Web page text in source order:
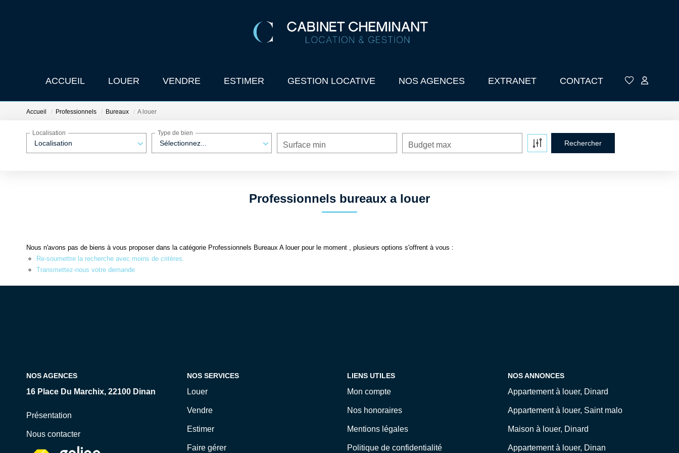
ACCUEIL LOUER VENDRE ESTIMER GESTION LOCATIVE NOS AGENCES EXTRANET CONTACT
Accueil Professionnels Bureaux A louer
Localisation
Localisation
Sélectionnez...
Type de bien
Surface min Budget max
Professionnels bureaux a louer
Nous n'avons pas de biens à vous proposer dans la catégorie Professionnels Bureaux A louer pour le moment , plusieurs options s'offrent à vous :
Re-soumettre la recherche avec moins de critères.
Transmettez-nous votre demande
NOS AGENCES
16 Place Du Marchix, 22100 Dinan
Présentation
Nous contacter
NOS SERVICES
Louer
Vendre
Estimer
Faire gérer
LIENS UTILES
Mon compte
Nos honoraires
Mentions légales
Politique de confidentialité
NOS ANNONCES
Appartement à louer, Dinard
Appartement à louer, Saint malo
Maison à louer, Dinard
Appartement à louer, Dinan